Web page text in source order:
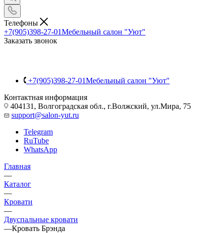
Телефоны
+7(905)398-27-01Мебельный салон "Уют"
Заказать звонок
+7(905)398-27-01Мебельный салон "Уют"
Контактная информация
404131, Волгоградская обл., г.Волжский, ул.Мира, 75
support@salon-yut.ru
Telegram
RuTube
WhatsApp
Главная
—
Каталог
—
Кровати
—
Двуспальные кровати
—Кровать Брэнда